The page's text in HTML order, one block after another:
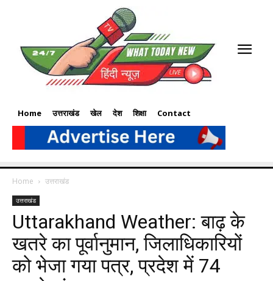
Home उत्तराखंड खेल देश शिक्षा Contact
Home उत्तराखंड
उत्तराखंड
Uttarakhand Weather: बाढ़ के
खतरे का पूर्वानुमान, जिलाधिकारियों
को भेजा गया पत्र, प्रदेश में 74